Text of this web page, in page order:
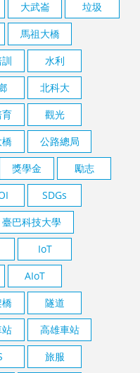
大武崙
垃圾
馬祖大橋
水利
北科大
育
觀光
公路總局
獎學金
勵志
SDGs
臺巴科技大學
IoT
AIoT
隧道
高雄車站
旅服